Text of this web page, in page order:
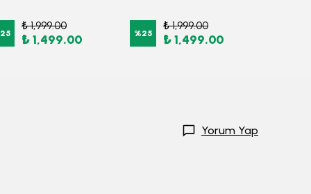
25
₺ 1,999.00
₺ 1,499.00 %25
₺ 1,999.00
₺ 1,499.00
Yorum Yap